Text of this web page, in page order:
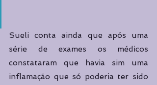
Sueli conta ainda que após uma
série de exames os médicos
constataram que havia sim uma
inflamação que só poderia ter sido